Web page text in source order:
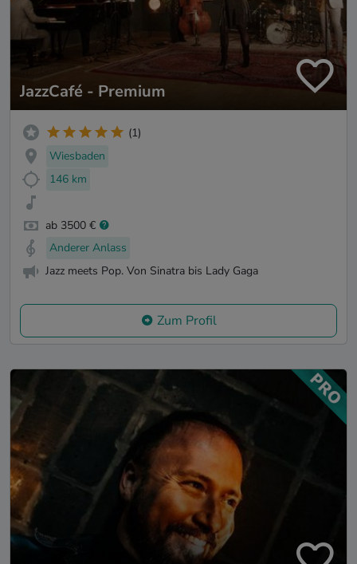
JazzCafé - Premium
(1)
Wiesbaden
146 km
ab 3500 €
Anderer Anlass
Jazz meets Pop. Von Sinatra bis Lady Gaga
Zum Profil